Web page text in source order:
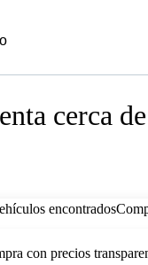
cerca de
encontrados
con precios